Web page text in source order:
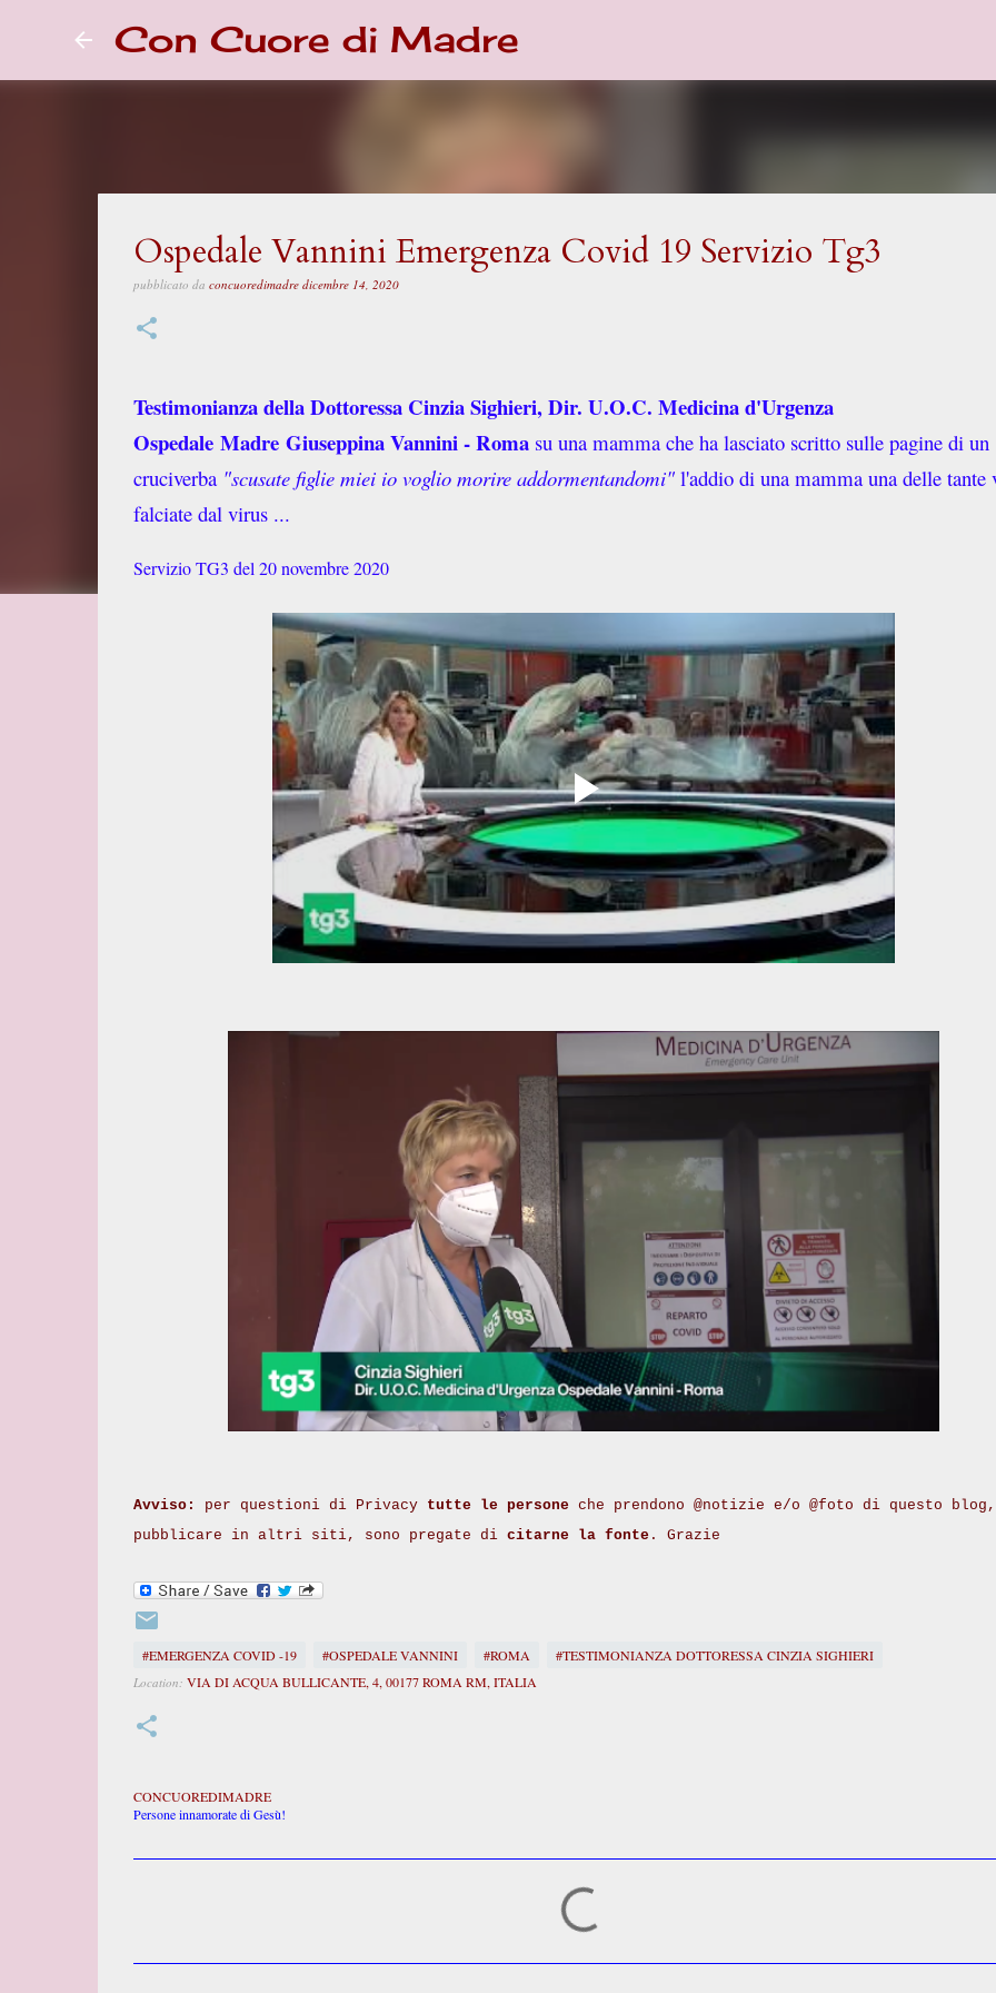
Con Cuore di Madre
Ospedale Vannini Emergenza Covid 19 Servizio Tg3
pubblicato da concuoredimadre dicembre 14, 2020
Testimonianza della Dottoressa Cinzia Sighieri, Dir. U.O.C. Medicina d'Urgenza
Ospedale Madre Giuseppina Vannini - Roma su una mamma che ha lasciato scritto sulle pagine di un
cruciverba "scusate figlie miei io voglio morire addormentandomi"l'addio di una mamma una delle tante
falciate dal virus ...
Servizio TG3 del 20 novembre 2020
Avviso: per questioni di Privacy tutte le personeche prendono @notizie e/o @foto di questo
pubblicare in altri siti, sono pregate di citarne la fonte. Grazie
#EMERGENZA COVID -19 #OSPEDALE VANNINI #ROMA #TESTIMONIANZA DOTTORESSA CINZIA SIGHIERI
Location: VIA DI ACQUA BULLICANTE, 4, 00177 ROMA RM, ITALIA
CONCUOREDIMADRE
Persone innamorate di Gesù!